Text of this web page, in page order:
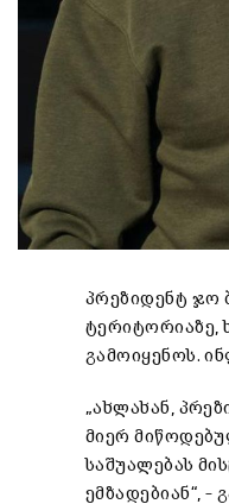
პრეზიდენტ ჯო
ტერიტორიაზე,
გამოიყენოს.
„ახლახან,
მიერ
საშუალებას
ემზადებიან“,